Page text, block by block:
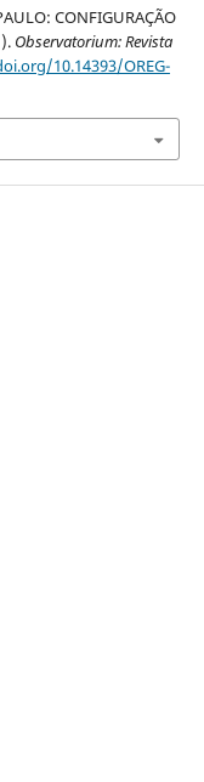
CONFIGURAÇÃO
Observatorium: Revista
10.14393/OREG-